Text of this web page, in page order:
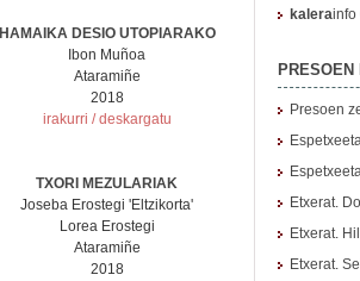
HAMAIKA DESIO UTOPIARAKO
Ibon Muñoa
Ataramiñe
2018
irakurri / deskargatu
TXORI MEZULARIAK
Joseba Erostegi 'Eltzikorta'
Lorea Erostegi
Ataramiñe
2018
kalerainfo
PRESOEN
Presoen
Etxerat.
Etxerat.
Etxerat.